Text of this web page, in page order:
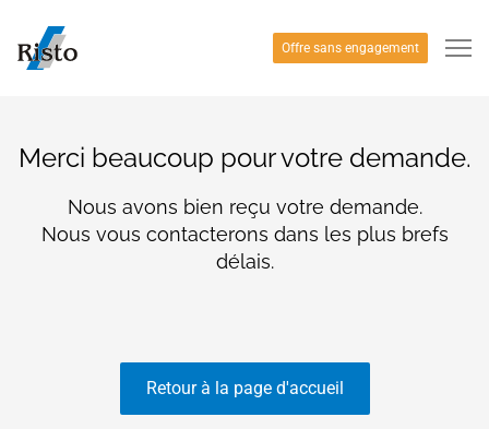
Offre sans engagement
Merci beaucoup pour votre demande.
Nous avons bien reçu votre demande.
Nous vous contacterons dans les plus brefs
délais.
Retour à la page d'accueil